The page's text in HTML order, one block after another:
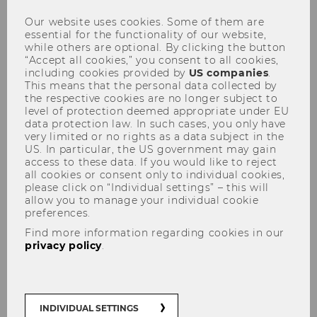
The content on this page is currently
available in German only.
Ein­lei­tung
Die nach­ste­hen­de In­for­ma­ti­on rich­tet sich an
Leh­ren­de, die im Rah­men ihrer Lehr­tä­tig­keit
an der WU Wien ihre Lehr­ver­an­stal­tun­gen (LV)
auf­zeich­nen/strea­men möch­ten. Aus recht­li­
cher Sicht sind hier grund­sätz­lich Vortrags-​,
be­stimm­te Per­sön­lich­keits­rech­te be­acht­lich.
Our website uses cookies. Some of them are
essential for the functionality of our website,
while others are optional. By clicking the button
“Accept all cookies,” you consent to all cookies,
including cookies provided by US companies.
This means that the personal data collected by
the respective cookies are no longer subject to
level of protection deemed appropriate under EU
data protection law. In such cases, you only have
very limited or no rights as a data subject in the
US. In particular, the US government may gain
access to these data. If you would like to reject
all cookies or consent only to individual cookies,
please click on “Individual settings” – this will
allow you to manage your individual cookie
preferences.
Find more information regarding cookies in our
privacy policy.
INDIVIDUAL SETTINGS